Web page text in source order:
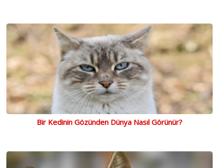
Bir Kedinin Gözünden Dünya Nasıl Görünür?